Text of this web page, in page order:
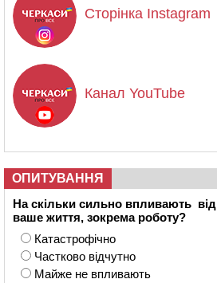
Сторінка Instagram
Канал YouTube
ОПИТУВАННЯ
На скільки сильно впливають
ваше життя, зокрема роботу?
Катастрофічно
Частково відчутно
Майже не впливають